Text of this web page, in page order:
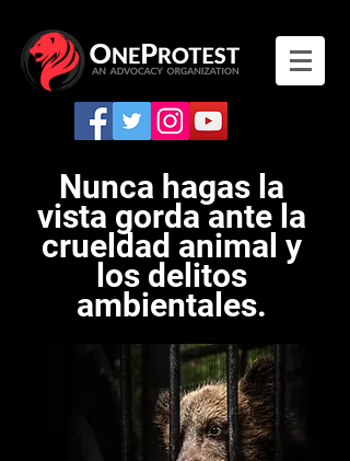
Nunca hagas la
vista gorda ante la
crueldad animal y
los delitos
ambientales.